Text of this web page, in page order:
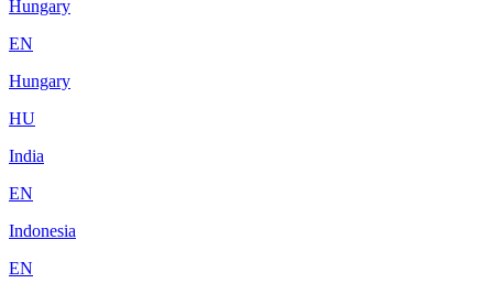
Hungary
EN
Hungary
HU
India
EN
Indonesia
EN